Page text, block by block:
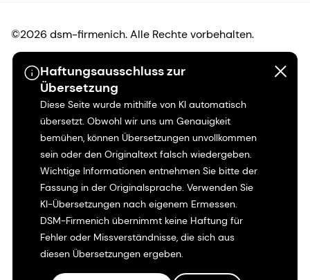
Haftungsausschluss zur
Übersetzung
Diese Seite wurde mithilfe von KI automatisch
übersetzt. Obwohl wir uns um Genauigkeit
bemühen, können Übersetzungen unvollkommen
sein oder den Originaltext falsch wiedergeben.
Wichtige Informationen entnehmen Sie bitte der
Fassung in der Originalsprache. Verwenden Sie
KI-Übersetzungen nach eigenem Ermessen.
DSM-Firmenich übernimmt keine Haftung für
Fehler oder Missverständnisse, die sich aus
diesen Übersetzungen ergeben.
©2026 dsm-firmenich. Alle Rechte vorbehalten.
Hinweis zum Datenschutz
Bedingungen für die Nutzung
Bedingungen und Konditionen
Kalifornien-Transparenz
Erklärung zur Zugänglichkeit
Rechtliche Informationen